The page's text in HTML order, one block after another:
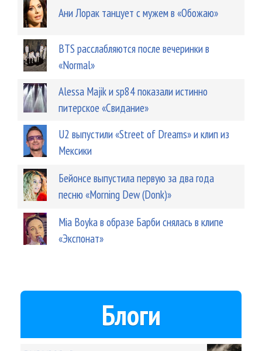
Ани Лорак танцует с мужем в «Обожаю»
BTS расслабляются после вечеринки в
«Normal»
Alessa Majik и sp84 показали истинно
питерское «Свидание»
U2 выпустили «Street of Dreams» и клип из
Мексики
Бейонсе выпустила первую за два года
песню «Morning Dew (Donk)»
Mia Boyka в образе Барби снялась в клипе
«Экспонат»
Блоги